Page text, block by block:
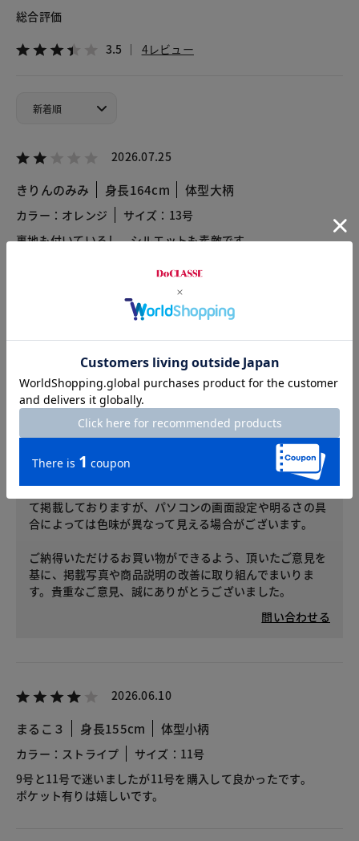
総合評価
3.5 4レビュー
2026.07.25
きりんのみみ 身長164cm 体型大柄
カラー：オレンジ
サイズ：13号
裏地も付いているし、シルエットも素敵です。
オレンジと言ってもものすごく眩しいオレンジで、着用を躊躇
うほどです。トップスを合わせるのも難しく、モノトーンでも
これが売れ残っていた理由かと思いました。
お客様サービスセンターからのコメント
レビューへのご投稿ありがとうございます。
この度は色味につきまして、残念な思いをさせてしまい申
し訳ございません。
カタログ・WEB上での画像は、できるだけ商品に近い色に
て掲載しておりますが、パソコンの画面設定や明るさの具
合によっては色味が異なって見える場合がございます。
ご納得いただけるお買い物ができるよう、頂いたご意見を
基に、掲載写真や商品説明の改善に取り組んでまいりま
す。貴重なご意見、誠にありがとうございました。
問い合わせる
2026.06.10
まるこ３ 身長155cm 体型小柄
カラー：ストライプ
サイズ：11号
9号と11号で迷いましたが11号を購入して良かったです。
ポケット有りは嬉しいです。